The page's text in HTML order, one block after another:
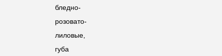
бледно-
розовато-
лиловые,
губа